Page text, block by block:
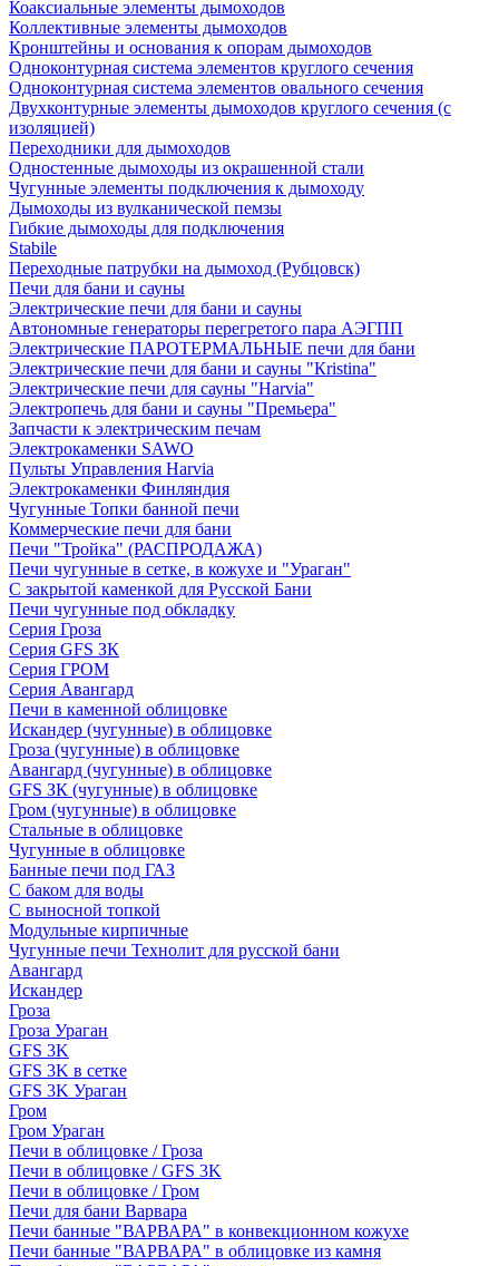
Коаксиальные элементы дымоходов
Коллективные элементы дымоходов
Кронштейны и основания к опорам дымоходов
Одноконтурная система элементов круглого сечения
Одноконтурная система элементов овального сечения
Двухконтурные элементы дымоходов круглого сечения (с
изоляцией)
Переходники для дымоходов
Одностенные дымоходы из окрашенной стали
Чугунные элементы подключения к дымоходу
Дымоходы из вулканической пемзы
Гибкие дымоходы для подключения
Stabile
Переходные патрубки на дымоход (Рубцовск)
Печи для бани и сауны
Электрические печи для бани и сауны
Автономные генераторы перегретого пара АЭГПП
Электрические ПАРОТЕРМАЛЬНЫЕ печи для бани
Электрические печи для бани и сауны "Кristina"
Электрические печи для сауны "Harvia"
Электропечь для бани и сауны "Премьера"
Запчасти к электрическим печам
Электрокаменки SAWO
Пульты Управления Harvia
Электрокаменки Финляндия
Чугунные Топки банной печи
Коммерческие печи для бани
Печи "Тройка" (РАСПРОДАЖА)
Печи чугунные в сетке, в кожухе и "Ураган"
С закрытой каменкой для Русской Бани
Печи чугунные под обкладку
Серия Гроза
Серия GFS ЗК
Серия ГРОМ
Серия Авангард
Печи в каменной облицовке
Искандер (чугунные) в облицовке
Гроза (чугунные) в облицовке
Авангард (чугунные) в облицовке
GFS ЗК (чугунные) в облицовке
Гром (чугунные) в облицовке
Стальные в облицовке
Чугунные в облицовке
Банные печи под ГАЗ
С баком для воды
С выносной топкой
Модульные кирпичные
Чугунные печи Технолит для русской бани
Авангард
Искандер
Гроза
Гроза Ураган
GFS 3K
GFS 3K в сетке
GFS 3K Ураган
Гром
Гром Ураган
Печи в облицовке / Гроза
Печи в облицовке / GFS 3K
Печи в облицовке / Гром
Печи для бани Варвара
Печи банные "ВАРВАРА" в конвекционном кожухе
Печи банные "ВАРВАРА" в облицовке из камня